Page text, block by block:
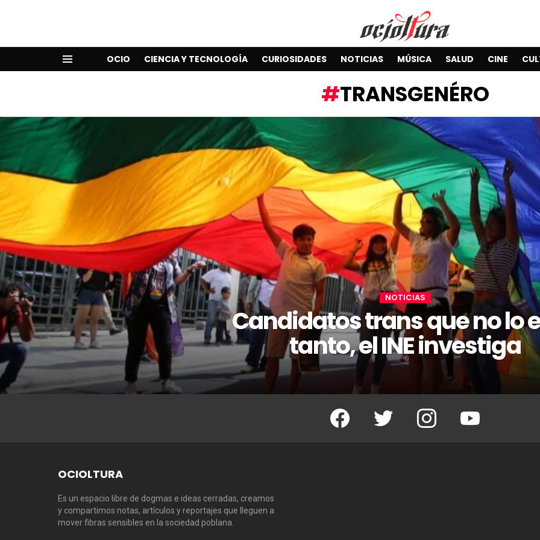
OCIO CIENCIA Y TECNOLOGÍA CURIOSIDADES NOTICIAS MÚSICA SALUD CINE
TRANSGENÉRO
NOTICIAS
Candidatos trans que no lo
tanto, el INE investiga
Facebook Twitter Instagram Youtube
OCIOLTURA
Es un espacio libre de dogmas e ideas cerradas, creamos
y compartimos notas, artículos y reportajes que lleguen a
mover fibras sensibles en la sociedad poblana.